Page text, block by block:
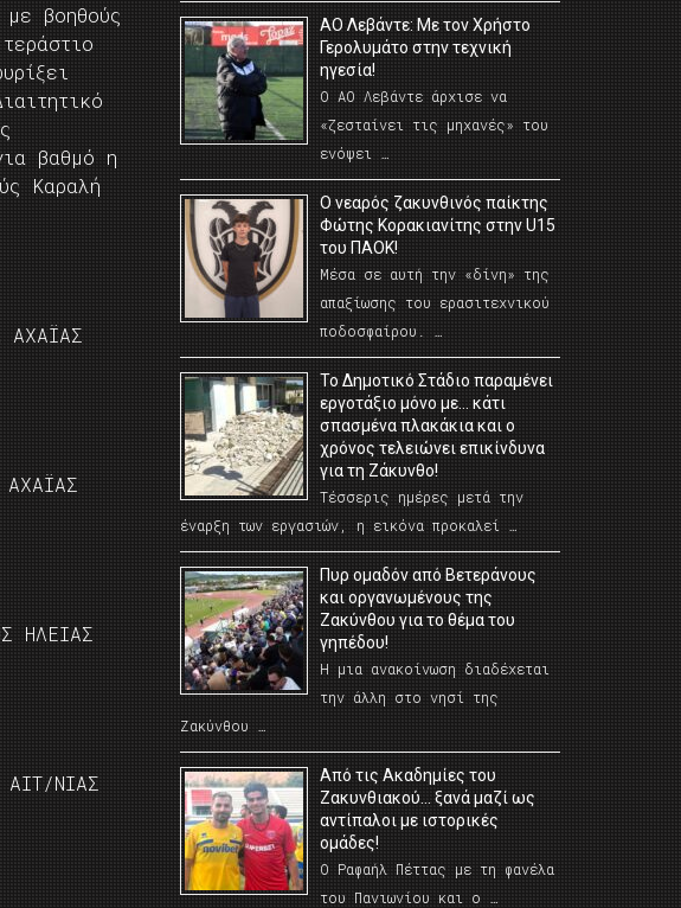
βοηθούς
βαθμό η
Καραλή
ΑΧΑΪΑΣ
ΗΛΕΙΑΣ
ΑΙΤ/ΝΙΑΣ
ΑΟ Λεβάντε: Με τον Χρήστο
Γερολυμάτο στην τεχνική
ηγεσία!
Ο ΑΟ Λεβάντε άρχισε να
«ζεσταίνει τις μηχανές» του
ενόψει …
O νεαρός ζακυνθινός παίκτης
Φώτης Κορακιανίτης στην U15
του ΠΑΟΚ!
Μέσα σε αυτή την «δίνη» της
απαξίωσης του ερασιτεχνικού
ποδοσφαίρου. …
Το Δημοτικό Στάδιο παραμένει
εργοτάξιο μόνο με… κάτι
σπασμένα πλακάκια και ο
χρόνος τελειώνει επικίνδυνα
για τη Ζάκυνθο!
Τέσσερις ημέρες μετά την
έναρξη των εργασιών, η εικόνα προκαλεί …
Πυρ ομαδόν από Βετεράνους
και οργανωμένους της
Ζακύνθου για το θέμα του
γηπέδου!
Η μια ανακοίνωση διαδέχεται
την άλλη στο νησί της
Ζακύνθου …
Από τις Ακαδημίες του
Ζακυνθιακού… ξανά μαζί ως
αντίπαλοι με ιστορικές
ομάδες!
Ο Ραφαήλ Πέττας με τη φανέλα
του Πανιωνίου και ο …